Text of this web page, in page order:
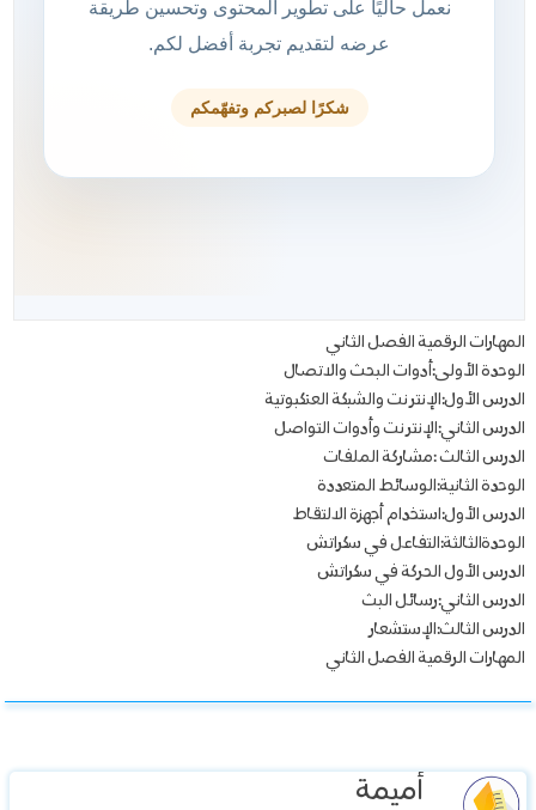
المهارات الرقمية الفصل الثاني
الوحدة الأولى:أدوات البحث والاتصال
الدرس الأول:الإنترنت والشبكة العنكبوتية
الدرس الثاني:الإنترنت وأدوات التواصل
الدرس الثالث :مشاركة الملفات
الوحدة الثانية:الوسائط المتعددة
الدرس الأول:استخدام أجهزة الالتقاط
الوحدةالثالثة:التفاعل في سكراتش
الدرس الأول الحركة في سكراتش
الدرس الثاني:رسائل البث
الدرس الثالث:الإستشعار
المهارات الرقمية الفصل الثاني
أميمة